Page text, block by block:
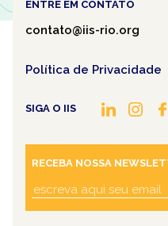
ENTRE EM CONTATO
contato@iis-rio.org
Política de Privacidade
SIGA O IIS
RECEBA NOSSA